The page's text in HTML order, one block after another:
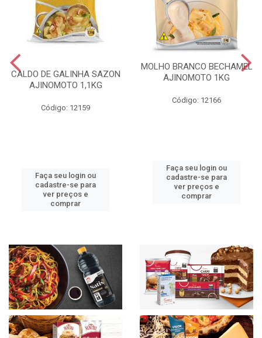
CALDO DE GALINHA SAZON
AJINOMOTO 1,1KG
Código: 12159
Faça seu login ou
cadastre-se para
ver preços e
comprar
MOLHO BRANCO BECHAMEL
AJINOMOTO 1KG
Código: 12166
Faça seu login ou
cadastre-se para
ver preços e
comprar